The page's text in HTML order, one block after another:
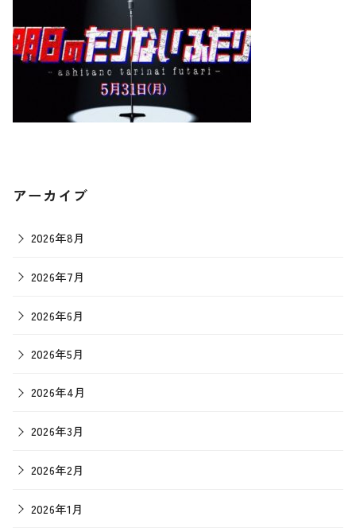
アーカイブ
2026年8月
2026年7月
2026年6月
2026年5月
2026年4月
2026年3月
2026年2月
2026年1月